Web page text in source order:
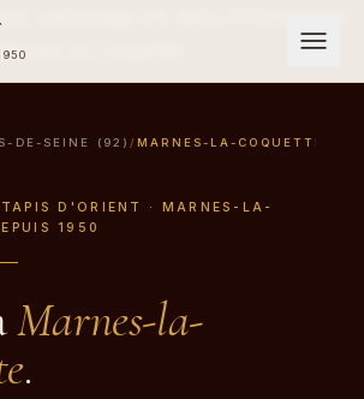
DE-SEINE (92) / MARNES-LA-COQUETTE
D'ORIENT · MARNES-LA-
1950
Marnes-la-
.